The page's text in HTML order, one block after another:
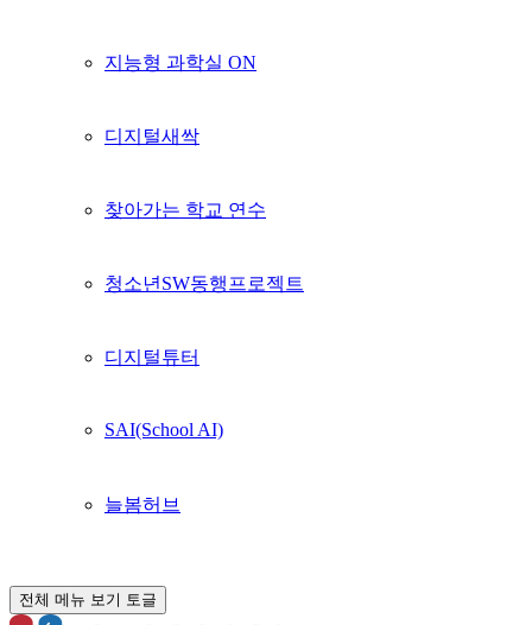
지능형 과학실 ON
디지털새싹
찾아가는 학교 연수
청소년SW동행프로젝트
디지털튜터
SAI(School AI)
늘봄허브
전체 메뉴 보기 토글